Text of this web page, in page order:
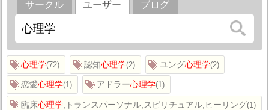
サークル ユーザー ブログ
心理学 72 認知心理学 2 ユング心理学 2
恋愛心理学 1 アドラー心理学 1
臨床心理学 ,トランスパーソナル,スピリチュアル,ヒーリング 1